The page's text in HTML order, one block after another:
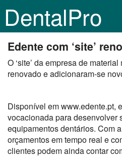
DentalPro
Edente com ‘site’
O ‘site’ da empresa de
renovado e adicionaram-se
Disponível em www.edente.pt,
vocacionada para desenvolver
equipamentos dentários. Com
orçamentos em tempo real e
clientes podem ainda contar